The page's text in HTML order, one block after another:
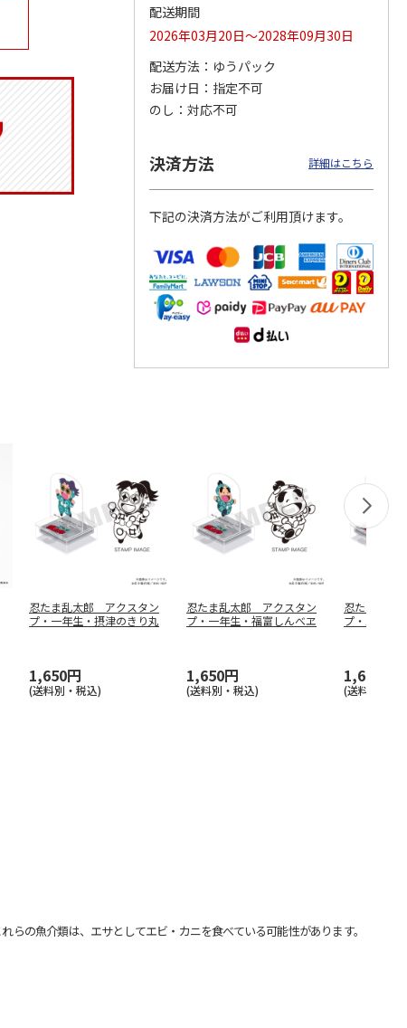
場所
小判
リラックマ／クリア
ファイル３点セット
750円
(送料別・税込)
「犬夜叉」アクリル
ジオラマスタンド
（殺生丸）
3,300円
(送料別・税込)
2,750円
(送料別・税込)
配送期間
2026年03月20日～2028年09月30日
配送方法
ゆうパック
お届け日
指定不可
のし
対応不可
決済方法 詳細はこちら
下記の決済方法がご利用頂けます。
忍たま乱太郎 アクスタン
プ・一年生・摂津のきり丸
1,650円
(送料別・税込)
忍たま乱太郎 アクスタン
プ・一年生・福富しんべヱ
1,650円
(送料別・税込)
忍たま乱太
プ・五年生
1,650円
(送料別・税
の魚介類は、エサとしてエビ・カニを食べている可能性があります。